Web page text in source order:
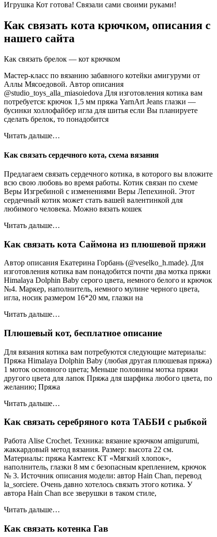
Игрушка Кот готова! Связали сами своими руками!
Как связать кота крючком, описания с
нашего сайта
Как связать брелок — кот крючком
Мастер-класс по вязанию забавного котейки амигуруми от
Аллы Мясоедовой. Автор описания
@studio_toys_alla_miasoiedova Для изготовления котика вам
потребуется: крючок 1,5 мм пряжа YarnArt Jeans глазки —
бусинки холлофайбер игла для шитья если Вы планируете
сделать брелок, то понадобится
Читать дальше…
Как связать сердечного кота, схема вязания
Предлагаем связать сердечного котика, в которого вы вложите
всю свою любовь во время работы. Котик связан по схеме
Веры Изгребиной с изменениями Веры Лепехиной. Этот
сердечный котик может стать вашей валентинкой для
любимого человека. Можно вязать кошек
Читать дальше…
Как связать кота Саймона из плюшевой пряжи
Автор описания Екатерина Горбань (@veselko_h.made). Для
изготовления котика вам понадобится почти два мотка пряжи
Himalaya Dolphin Baby серого цвета, немного белого и крючок
№4. Маркер, наполнитель, немного мулине черного цвета,
игла, носик размером 16*20 мм, глазки на
Читать дальше…
Плюшевый кот, бесплатное описание
Для вязания котика вам потребуются следующие материалы:
Пряжа Himalaya Dolphin Baby (любая другая плюшевая пряжа)
1 моток основного цвета; Меньше половины мотка пряжи
другого цвета для лапок Пряжа для шарфика любого цвета, по
желанию; Пряжа
Читать дальше…
Как связать серебряного кота ТАББИ с рыбкой
Работа Alise Crochet. Техника: вязание крючком amigurumi,
жаккардовый метод вязания. Размер: высота 22 см.
Материалы: пряжа Камтекс КТ «Мягкий хлопок»,
наполнитель, глазки 8 мм с безопасным креплением, крючок
№ 3. Источник описания модели: автор Hain Chan, перевод
la_sorciere. Очень давно хотелось связать этого котика. У
автора Hain Chan все зверушки в таком стиле,
Читать дальше…
Как связать котенка Гав